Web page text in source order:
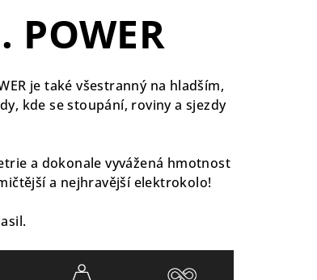
POWER
je také všestranný na hladším,
kde se stoupání, roviny a sjezdy
a dokonale vyvážená hmotnost
a nejhravější elektrokolo!